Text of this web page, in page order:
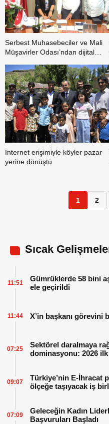
Serbest Muhasebeciler ve Mali
Müşavirler Odası’ndan dijital
İnternet erişimiyle köyler pazar
yerine dönüştü
1 2
Sıcak
Gümrüklerde 58 bini
ele geçirildi
11:51
X’in başkanı görevini
11:44
Sektörel daralmaya
dominasyonu: 2026
07:25
Türkiye’nin E-İhracat
ölçeğe taşıyacak iş
09:07
Geleceğin Kadın
Başvuruları Başladı
07:09